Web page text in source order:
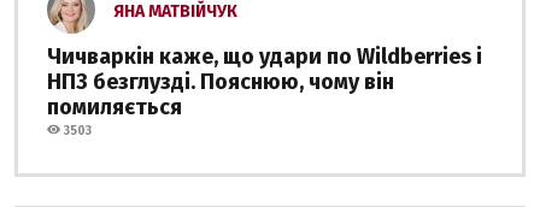
ЯНА МАТВІЙЧУК
Чичваркін каже, що удари по Wildberries і
НПЗ безглузді. Пояснюю, чому він
помиляється
3503